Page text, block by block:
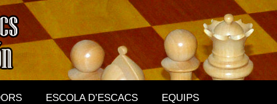
ESCOLA D’ESCACS EQUIPS